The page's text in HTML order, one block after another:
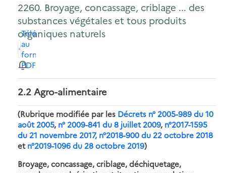
2260. Broyage, concassage, criblage ... des
substances végétales et tous produits
organiques naturels
Télécharger
au
format
PDF
2.2 Agro-alimentaire
(Rubrique modifiée par les Décrets n° 2005-989 du 10
août 2005, n° 2009-841 du 8 juillet 2009, n°2017-1595
du 21 novembre 2017, n°2018-900 du 22 octobre 2018
etn°2019-1096 du 28 octobre 2019)
Broyage, concassage, criblage, déchiquetage,